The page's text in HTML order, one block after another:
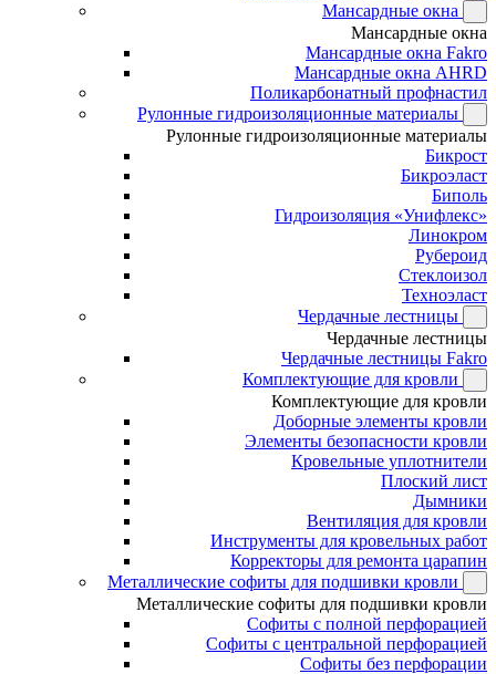
Мансардные окна
Мансардные окна
Мансардные окна Fakro
Мансардные окна AHRD
Поликарбонатный профнастил
Рулонные гидроизоляционные материалы
Рулонные гидроизоляционные материалы
Бикрост
Бикроэласт
Биполь
Гидроизоляция «Унифлекс»
Линокром
Рубероид
Стеклоизол
Техноэласт
Чердачные лестницы
Чердачные лестницы
Чердачные лестницы Fakro
Комплектующие для кровли
Комплектующие для кровли
Доборные элементы кровли
Элементы безопасности кровли
Кровельные уплотнители
Плоский лист
Дымники
Вентиляция для кровли
Инструменты для кровельных работ
Корректоры для ремонта царапин
Металлические софиты для подшивки кровли
Металлические софиты для подшивки кровли
Софиты с полной перфорацией
Софиты с центральной перфорацией
Софиты без перфорации